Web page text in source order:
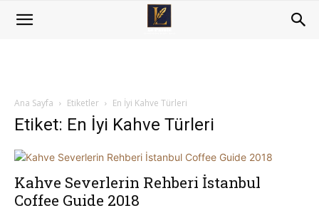
Ana Sayfa Etiketler En İyi Kahve Türleri
Etiket: En İyi Kahve Türleri
Kahve Severlerin Rehberi İstanbul
Coffee Guide 2018